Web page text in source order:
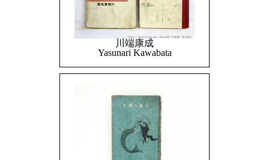
川端康成
Yasunari Kawabata